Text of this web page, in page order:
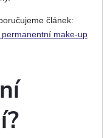
článek:
make-up